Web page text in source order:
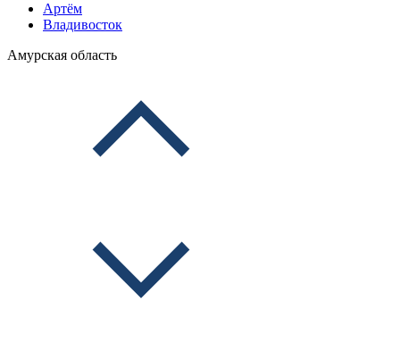
Артём
Владивосток
Амурская область